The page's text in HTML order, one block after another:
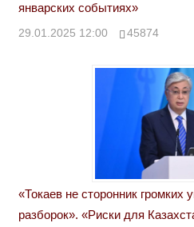
январских событиях»
29.01.2025 12:00 45874
«Токаев не сторонник громких
разборок». «Риски для